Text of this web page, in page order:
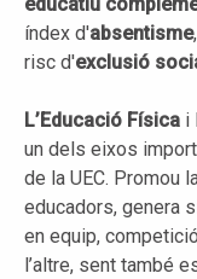
índex d'absentisme,
risc d'exclusió
L’Educació Física i
un dels eixos
de la UEC. Promou
educadors, genera
en equip,
l’altre, sent també